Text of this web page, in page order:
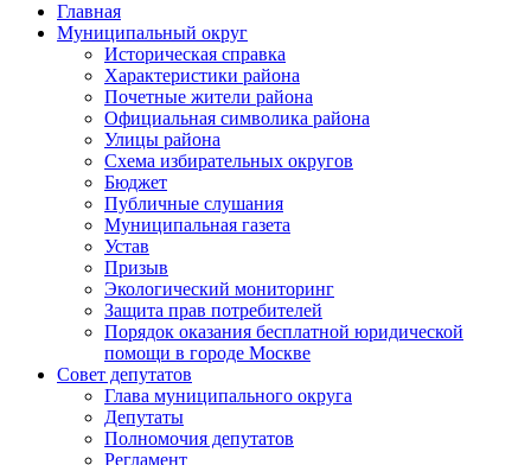
Главная
Муниципальный округ
Историческая справка
Характеристики района
Почетные жители района
Официальная символика района
Улицы района
Схема избирательных округов
Бюджет
Публичные слушания
Муниципальная газета
Устав
Призыв
Экологический мониторинг
Защита прав потребителей
Порядок оказания бесплатной юридической
помощи в городе Москве
Совет депутатов
Глава муниципального округа
Депутаты
Полномочия депутатов
Регламент